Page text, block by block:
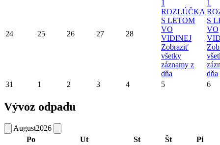
24 25 26 27 28
1
ROZLÚČKA
S LETOM
VO
VIDINEJ
Zobraziť
všetky
záznamy z
dňa
1
S
VO
dňa
31
1 2 3 4 5 6
Vývoz odpadu
August2026
Po
Ut St Št Pi